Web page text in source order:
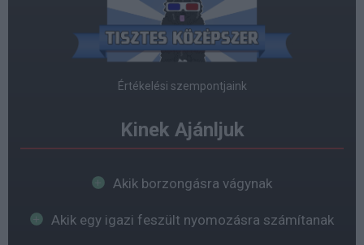
Értékelési szempontjaink
Kinek Ajánljuk
Akik borzongásra vágynak
Akik egy igazi feszült nyomozásra számítanak